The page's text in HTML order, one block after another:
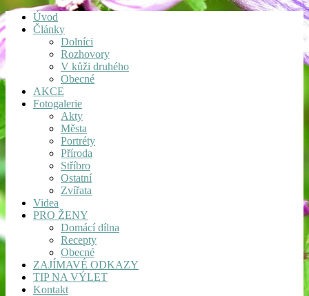
Úvod
Články
Dolníci
Rozhovory
V kůži druhého
Obecné
AKCE
Fotogalerie
Akty
Města
Portréty
Příroda
Stříbro
Ostatní
Zvířata
Videa
PRO ŽENY
Domácí dílna
Recepty
Obecné
ZAJÍMAVÉ ODKAZY
TIP NA VÝLET
Kontakt